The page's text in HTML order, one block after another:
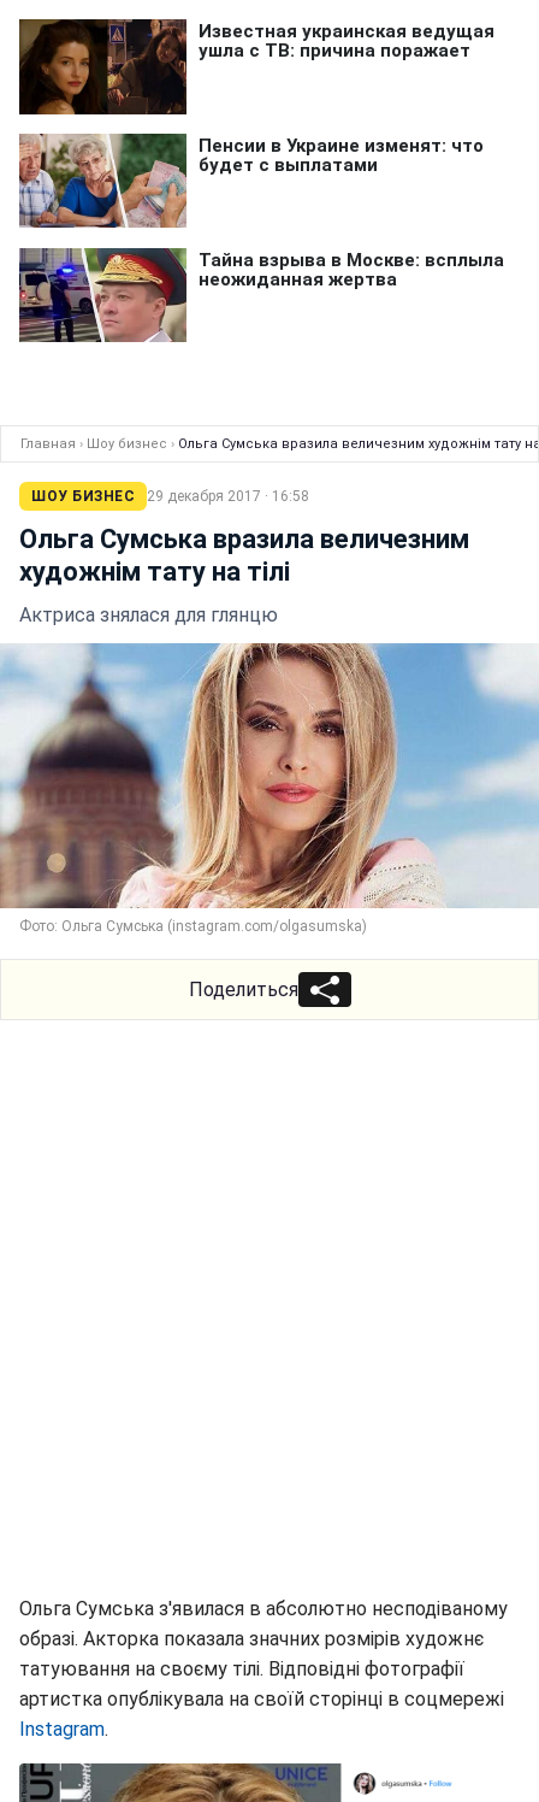
Главная › Шоу бизнес › Ольга Сумська вразила величезним художнім тату на
ШОУ БИЗНЕС 29 декабря 2017 · 16:58
Ольга Сумська вразила величезним
художнім тату на тілі
Актриса знялася для глянцю
Фото: Ольга Сумська (instagram.com/olgasumska)
Поделиться
Ольга Сумська з'явилася в абсолютно несподіваному
образі. Акторка показала значних розмірів художнє
татуювання на своєму тілі. Відповідні фотографії
артистка опублікувала на своїй сторінці в соцмережі
Instagram.